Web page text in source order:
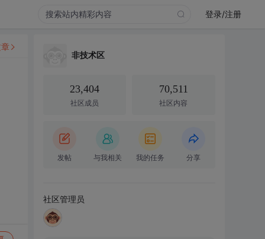
登录/注册
非技术区
23,404
社区成员
70,511
社区内容
发帖 与我相关 我的任务 分享
社区管理员